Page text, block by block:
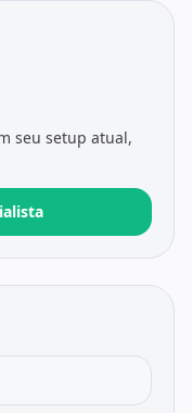
seu setup atual,